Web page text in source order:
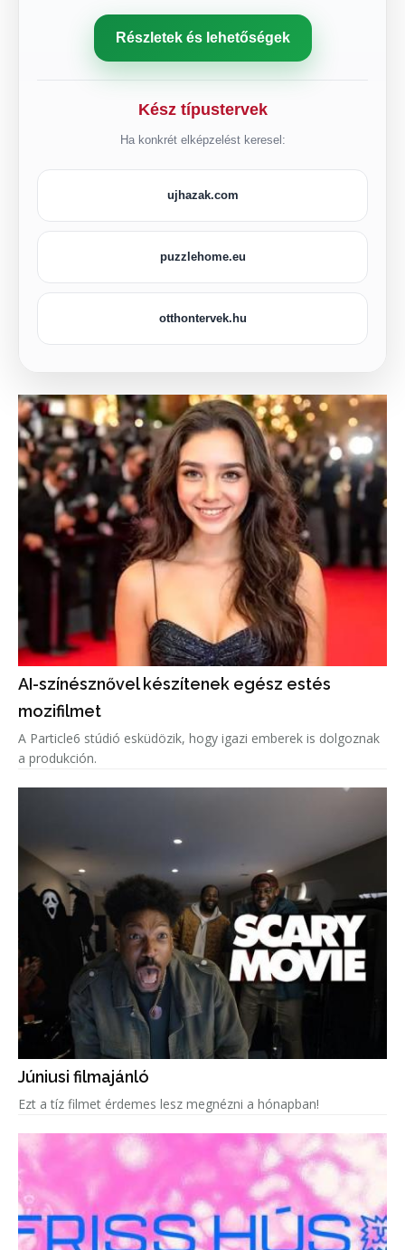
Részletek és lehetőségek
Kész típustervek
Ha konkrét elképzelést keresel:
ujhazak.com
puzzlehome.eu
otthontervek.hu
AI-színésznővel készítenek egész estés
mozifilmet
A Particle6 stúdió esküdözik, hogy igazi emberek is dolgoznak
a produkción.
Júniusi filmajánló
Ezt a tíz filmet érdemes lesz megnézni a hónapban!